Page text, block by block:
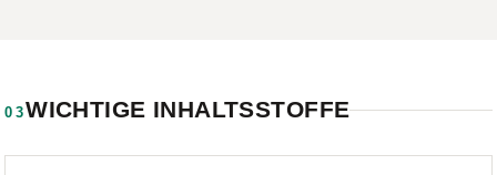
03WICHTIGE INHALTSSTOFFE